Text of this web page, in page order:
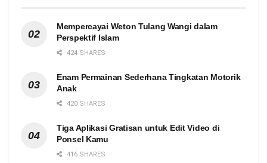
Mempercayai Weton Tulang Wangi dalam
Perspektif Islam
424 SHARES
Enam Permainan Sederhana Tingkatan Motorik
Anak
420 SHARES
Tiga Aplikasi Gratisan untuk Edit Video di
Ponsel Kamu
416 SHARES